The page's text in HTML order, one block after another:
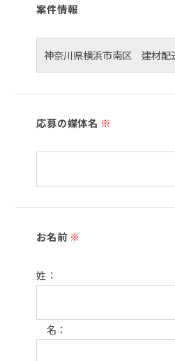
案件情報
応募の媒体名 ※
お名前 ※
姓：
名：